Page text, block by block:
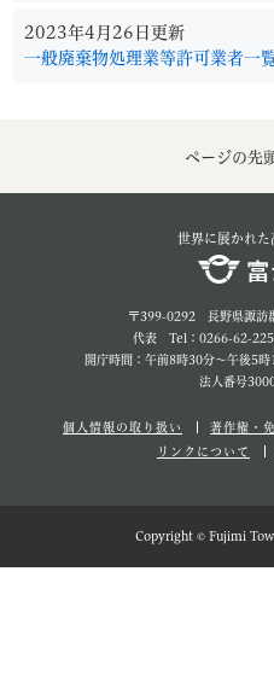
2023年4月26日更新
一般廃棄物処理業等許可業者一
ページの先
世界に展かれ
〒399-0292 長野県諏訪
代表 Tel：0266-62-
開庁時間：午前8時30分～午後5
法人番号
個人情報の取り扱い 著作権・
リンクについて
Copyright © Fujimi